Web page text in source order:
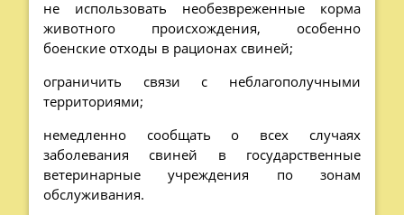
не использовать необезвреженные корма
животного происхождения, особенно
боенские отходы в рационах свиней;
ограничить связи с неблагополучными
территориями;
немедленно сообщать о всех случаях
заболевания свиней в государственные
ветеринарные учреждения по зонам
обслуживания.